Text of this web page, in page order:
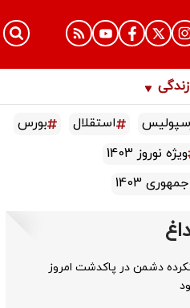
استقلال
بورس
ویژه نوروز 1403
1403
دشمن در پاکدشت امروز